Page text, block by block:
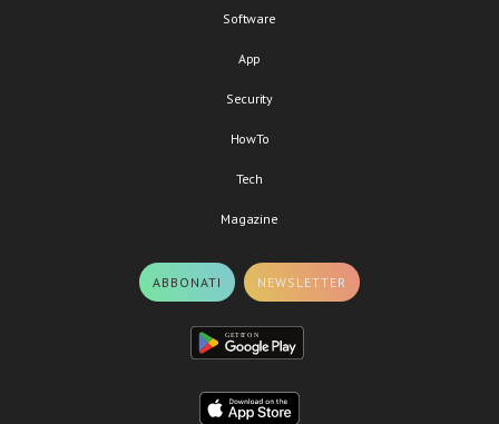
Software
App
Security
HowTo
Tech
Magazine
ABBONATI NEWSLETTER